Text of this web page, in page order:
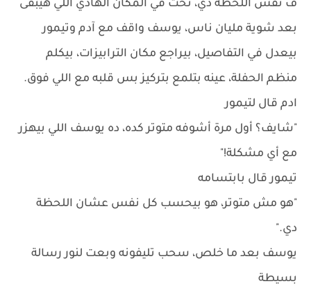
ف نفس اللحظة دي، تحت في المكان الهادي اللي هيبقى
بعد شوية مليان ناس، يوسف واقف مع آدم وتيمور
بيعدل في التفاصيل، بيراجع مكان الترابيزات، بيكلم
منظم الحفلة، عينه بتلمع بتركيز بس قلبه مع اللي فوق.
ادم قال لتيمور
"شايف؟ أول مرة أشوفه متوتر كده، ده يوسف اللي بيهزر
مع أي مشكلة!"
تيمور قال بابتسامه
"هو مش متوتر، هو بيحسب كل نفس عشان اللحظة
دي."
يوسف بعد ما خلص، سحب تليفونه وبعت لنور رسالة
بسيطة